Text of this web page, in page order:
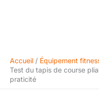
Accueil
Équipement
Test du tapis de course
praticité